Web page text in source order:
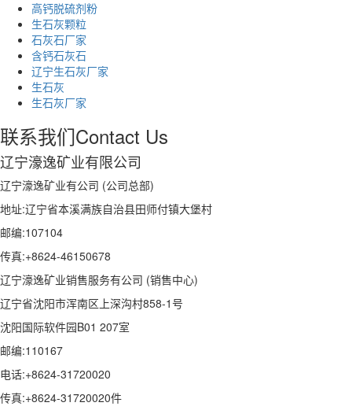
高钙脱硫剂粉
生石灰颗粒
石灰石厂家
含钙石灰石
辽宁生石灰厂家
生石灰
生石灰厂家
联系我们Contact Us
辽宁濠逸矿业有限公司
辽宁濠逸矿业有公司 (公司总部)
地址:辽宁省本溪满族自治县田师付镇大堡村
邮编:107104
传真:+8624-46150678
辽宁濠逸矿业销售服务有公司 (销售中心)
辽宁省沈阳市浑南区上深沟村858-1号
沈阳国际软件园B01 207室
邮编:110167
电话:+8624-31720020
传真:+8624-31720020件